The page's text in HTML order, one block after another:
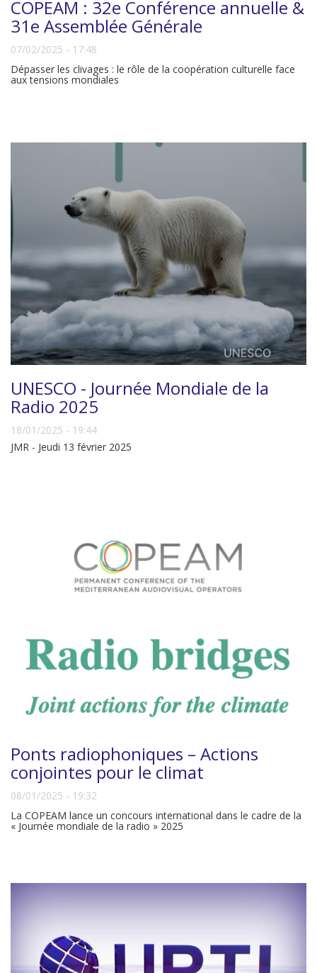
COPEAM : 32e Conférence annuelle &
31e Assemblée Générale
07/02/2025 - 17:48
Dépasser les clivages : le rôle de la coopération culturelle face
aux tensions mondiales
UNESCO - Journée Mondiale de la
Radio 2025
18/01/2025 - 19:44
JMR - Jeudi 13 février 2025
Ponts radiophoniques – Actions
conjointes pour le climat
08/01/2025 - 19:32
La COPEAM lance un concours international dans le cadre de la
« Journée mondiale de la radio » 2025